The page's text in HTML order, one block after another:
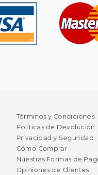
Términos y Condiciones
Políticas de Devolución
Privacidad y Seguridad
Cómo Comprar
Nuestras Formas de
Opiniones de Clientes